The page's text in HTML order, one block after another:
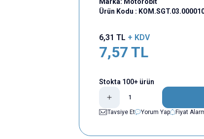
Ürün Kodu :
6,31 TL + KDV
7,57 TL
Stokta 100+ ürün
Tavsiye Et
Yorum Yap Fiyat